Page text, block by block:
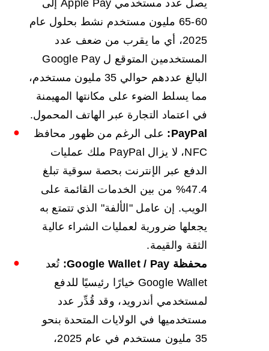
يصل عدد مستخدمي Apple Pay إلى
60-65 مليون مستخدم نشط بحلول عام
2025، أي ما يقرب من ضعف عدد
المستخدمين المتوقع ل Google Pay
البالغ عددهم حوالي 35 مليون مستخدم،
مما يسلط الضوء على مكانتها المهيمنة
في اعتماد التجارة عبر الهاتف المحمول.
PayPal:
على الرغم من ظهور محافظ
NFC، لا يزال PayPal ملك عمليات
الدفع عبر الإنترنت بحصة سوقية تبلغ
47.4% من بين الخدمات القائمة على
الويب. إن عامل "الألفة" الذي تتمتع به
يجعلها ضرورية لعمليات الشراء عالية
الثقة والقيمة.
محفظة Google Wallet / Pay:
تُعد
Google Wallet خيارًا رئيسيًا للدفع
لمستخدمي أندرويد، وقد قُدِّر عدد
مستخدميها في الولايات المتحدة بنحو
35 مليون مستخدم في عام 2025،